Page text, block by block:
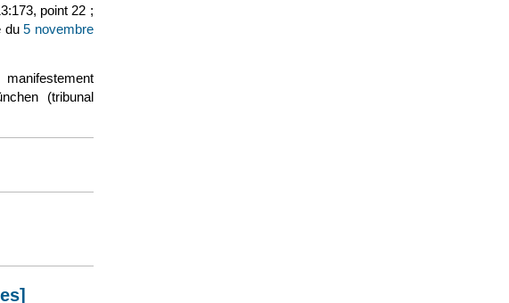
point 22 ;
du 5 novembre
(tribunal